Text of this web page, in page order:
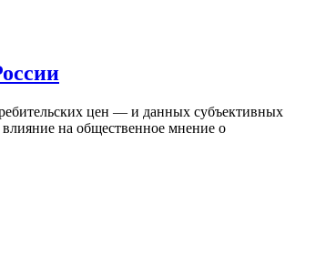
цен — и данных субъективных
на общественное мнение о